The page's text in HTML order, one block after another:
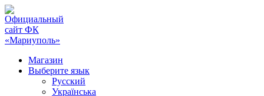
Магазин
Выберите язык
Русский
Українська